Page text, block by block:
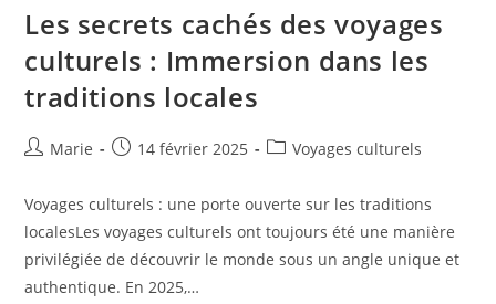
Culturels
À
Le
Monde
Les secrets cachés des voyages
culturels : Immersion dans les
traditions locales
Auteur/autrice
la
publication :
Marie
Publication
14 février 2025
PostVoyages culturels
Voyages culturels : une porte ouverte sur les traditions
localesLes voyages culturels ont toujours été une manière
privilégiée de découvrir le monde sous un angle unique et
authentique. En 2025,…